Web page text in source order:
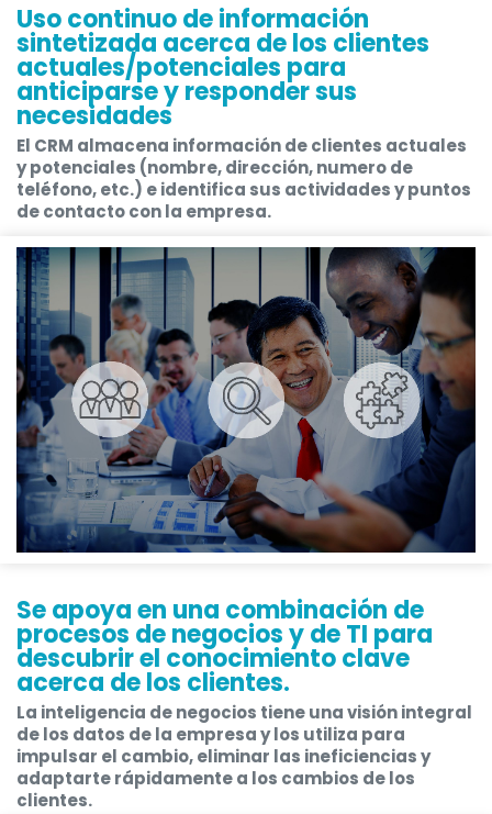
Uso continuo de información
sintetizada acerca de los clientes
actuales/potenciales para
anticiparse y responder sus
necesidades
El CRM almacena información de clientes actuales
y potenciales (nombre, dirección, numero de
teléfono, etc.) e identifica sus actividades y puntos
de contacto con la empresa.
Se apoya en una combinación de
procesos de negocios y de TI para
descubrir el conocimiento clave
acerca de los clientes.
La inteligencia de negocios tiene una visión integral
de los datos de la empresa y los utiliza para
impulsar el cambio, eliminar las ineficiencias y
adaptarte rápidamente a los cambios de los
clientes.